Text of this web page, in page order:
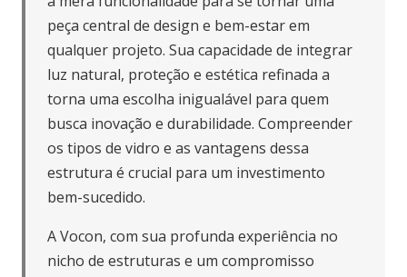
peça central de design e bem-estar em
qualquer projeto. Sua capacidade de integrar
luz natural, proteção e estética refinada a
torna uma escolha inigualável para quem
busca inovação e durabilidade. Compreender
os tipos de vidro e as vantagens dessa
estrutura é crucial para um investimento
bem-sucedido.
A Vocon, com sua profunda experiência no
nicho de estruturas e um compromisso